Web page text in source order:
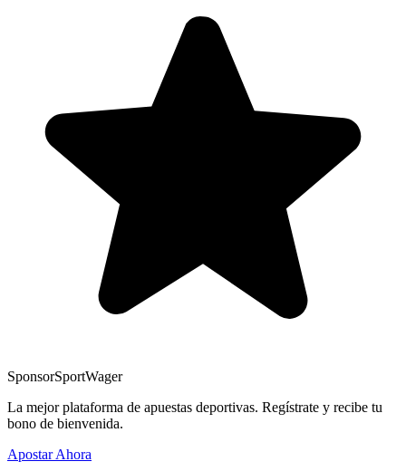
SponsorSportWager
La mejor plataforma de apuestas deportivas. Regístrate y recibe tu
bono de bienvenida.
Apostar Ahora